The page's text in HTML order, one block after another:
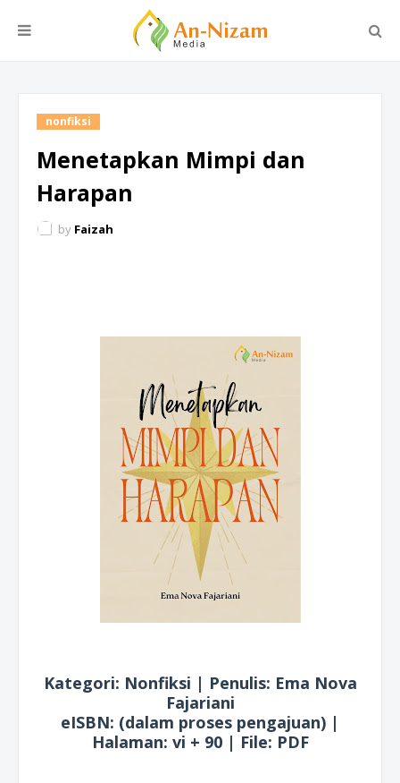
nonfiksi
Menetapkan Mimpi dan
Harapan
by Faizah
Kategori: Nonfiksi | Penulis: Ema Nova
Fajariani
eISBN: (dalam proses pengajuan) |
Halaman: vi + 90 | File: PDF